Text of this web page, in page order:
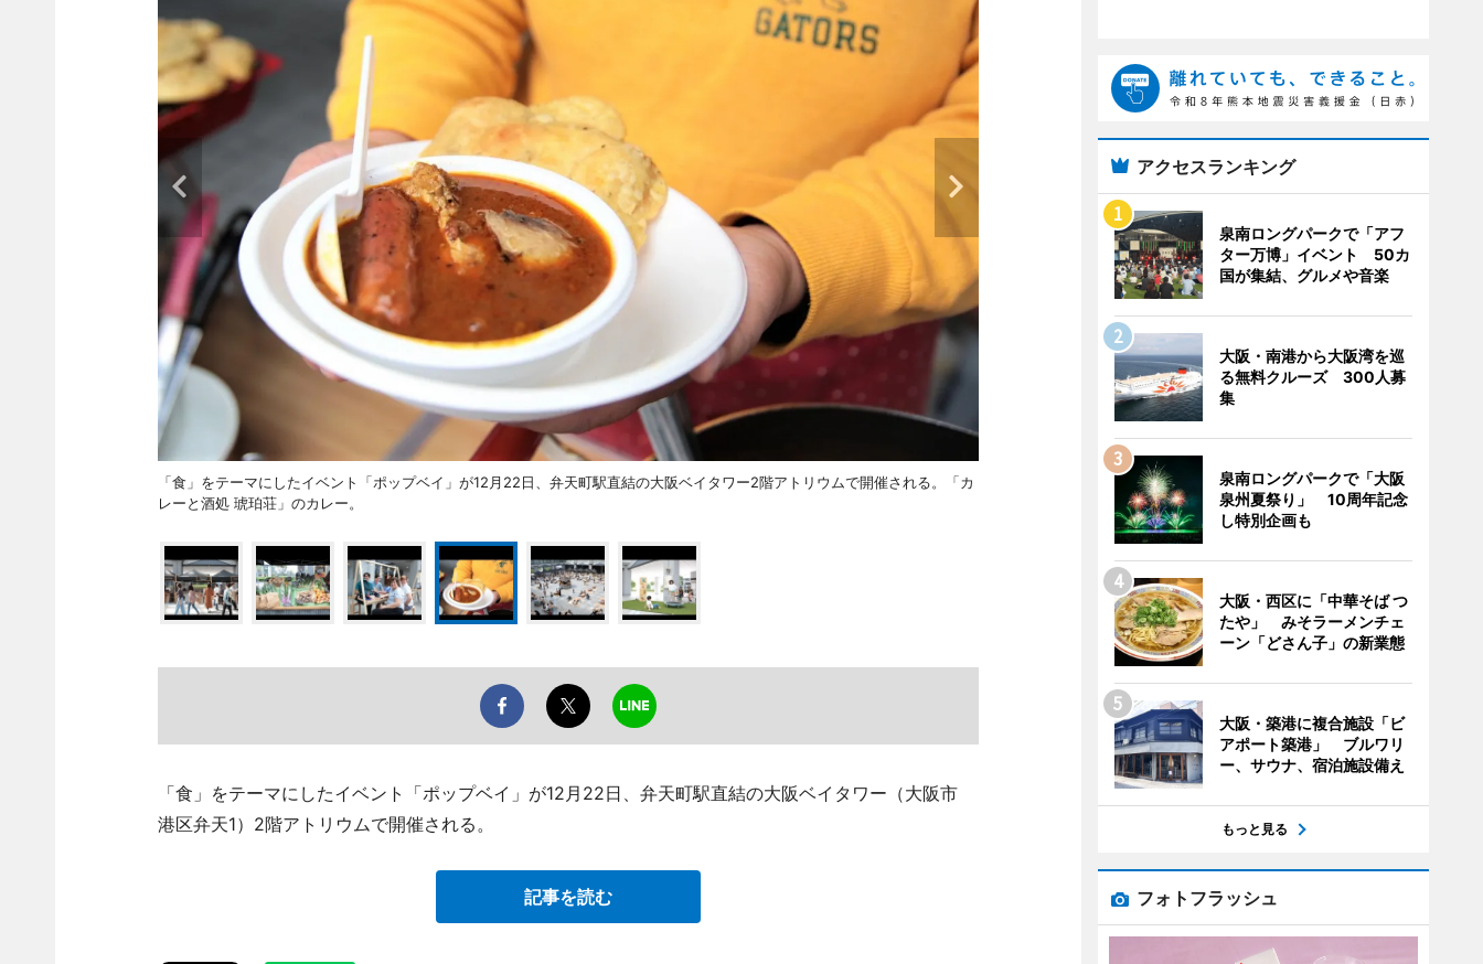
「食」をテーマにしたイベント「ポップベイ」が12月22日、弁天町駅直結の大阪ベイタワー2階アトリウムで開催される。「カ
レーと酒処 琥珀荘」のカレー。
「食」をテーマにしたイベント「ポップベイ」が12月22日、弁天町駅直結の大阪ベイタワー（大阪市
港区弁天1）2階アトリウムで開催される。
記事を読む
アクセスランキング
泉南ロングパークで「アフ
ター万博」イベント 50カ
国が集結、グルメや音楽
大阪・南港から大阪湾を巡
る無料クルーズ 300人募
集
泉南ロングパークで「大阪
泉州夏祭り」 10周年記念
し特別企画も
大阪・西区に「中華そば つ
たや」 みそラーメンチェ
ーン「どさん子」の新業態
大阪・築港に複合施設「ビ
アポート築港」 ブルワリ
ー、サウナ、宿泊施設備え
もっと見る
フォトフラッシュ